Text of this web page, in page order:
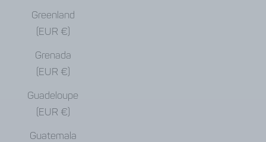
Greenland
(EUR €)
Grenada
(EUR €)
Guadeloupe
(EUR €)
Guatemala